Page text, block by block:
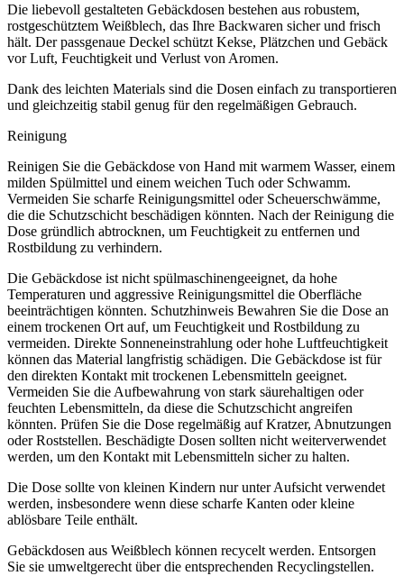
Die liebevoll gestalteten Gebäckdosen bestehen aus robustem,
rostgeschütztem Weißblech, das Ihre Backwaren sicher und frisch
hält. Der passgenaue Deckel schützt Kekse, Plätzchen und Gebäck
vor Luft, Feuchtigkeit und Verlust von Aromen.
Dank des leichten Materials sind die Dosen einfach zu transportieren
und gleichzeitig stabil genug für den regelmäßigen Gebrauch.
Reinigung
Reinigen Sie die Gebäckdose von Hand mit warmem Wasser, einem
milden Spülmittel und einem weichen Tuch oder Schwamm.
Vermeiden Sie scharfe Reinigungsmittel oder Scheuerschwämme,
die die Schutzschicht beschädigen könnten. Nach der Reinigung die
Dose gründlich abtrocknen, um Feuchtigkeit zu entfernen und
Rostbildung zu verhindern.
Die Gebäckdose ist nicht spülmaschinengeeignet, da hohe
Temperaturen und aggressive Reinigungsmittel die Oberfläche
beeinträchtigen könnten. Schutzhinweis Bewahren Sie die Dose an
einem trockenen Ort auf, um Feuchtigkeit und Rostbildung zu
vermeiden. Direkte Sonneneinstrahlung oder hohe Luftfeuchtigkeit
können das Material langfristig schädigen. Die Gebäckdose ist für
den direkten Kontakt mit trockenen Lebensmitteln geeignet.
Vermeiden Sie die Aufbewahrung von stark säurehaltigen oder
feuchten Lebensmitteln, da diese die Schutzschicht angreifen
könnten. Prüfen Sie die Dose regelmäßig auf Kratzer, Abnutzungen
oder Roststellen. Beschädigte Dosen sollten nicht weiterverwendet
werden, um den Kontakt mit Lebensmitteln sicher zu halten.
Die Dose sollte von kleinen Kindern nur unter Aufsicht verwendet
werden, insbesondere wenn diese scharfe Kanten oder kleine
ablösbare Teile enthält.
Gebäckdosen aus Weißblech können recycelt werden. Entsorgen
Sie sie umweltgerecht über die entsprechenden Recyclingstellen.